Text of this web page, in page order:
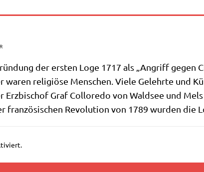
der ersten Loge 1717 als „Angriff gegen
waren reli­giö­se Men­schen. Vie­le Gelehr­te und
Erz­bi­schof Graf Col­lo­re­do von Wald­see und
fran­zö­si­schen Revo­lu­ti­on von 1789 wur­den